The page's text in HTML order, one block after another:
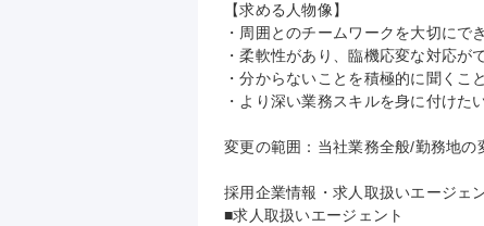
【求める人物像】
・周囲とのチームワークを大切にで
・柔軟性があり、臨機応変な対応が
・分からないことを積極的に聞くこ
・より深い業務スキルを身に付けた
変更の範囲：当社業務全般/勤務地の
採用企業情報・求人取扱いエージェ
■求人取扱いエージェント